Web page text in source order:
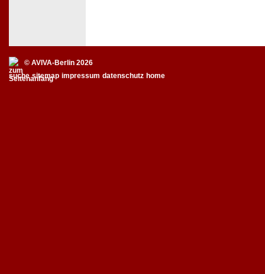
© AVIVA-Berlin 2026
suche sitemap impressum datenschutz home